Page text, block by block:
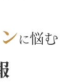
に悩む